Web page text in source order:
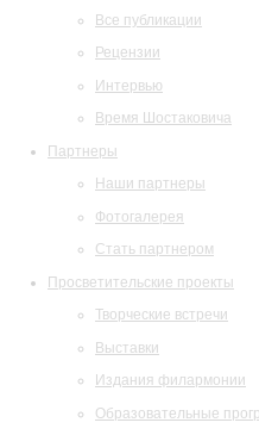
Все публикации
Рецензии
Интервью
Время Шостаковича
Партнеры
Наши партнеры
Фотогалерея
Стать партнером
Просветительские проекты
Творческие встречи
Выставки
Издания филармонии
Образовательные